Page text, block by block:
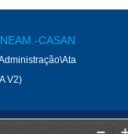
CASAN
V2)